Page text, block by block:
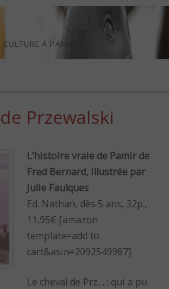
À PARIS
Przewalski
L’histoire vraie de Pamir de
Fred Bernard, illustrée par
Julie Faulques
Ed. Nathan, dès 5 ans, 32p.,
11,95€ [amazon
template=add to
cart&asin=2092549987]
Le cheval de Prz… : qui a pu